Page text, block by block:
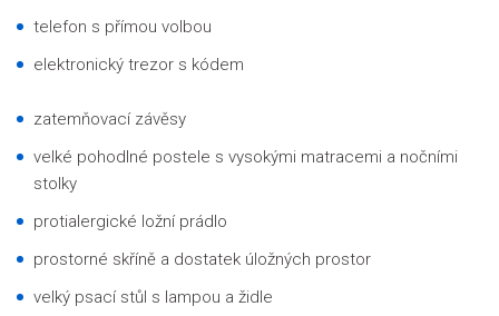
telefon s přímou volbou
elektronický trezor s kódem
zatemňovací závěsy
velké pohodlné postele s vysokými matracemi a nočními
stolky
protialergické ložní prádlo
prostorné skříně a dostatek úložných prostor
velký psací stůl s lampou a židle